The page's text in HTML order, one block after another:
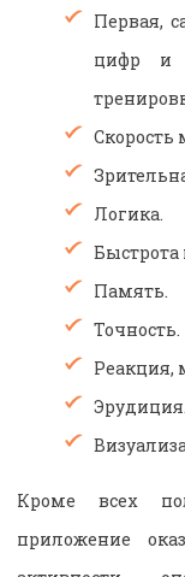
Первая,
цифр и
Логика.
Память.
Точность.
Реакция,
Эрудиция.
Кроме всех
приложение